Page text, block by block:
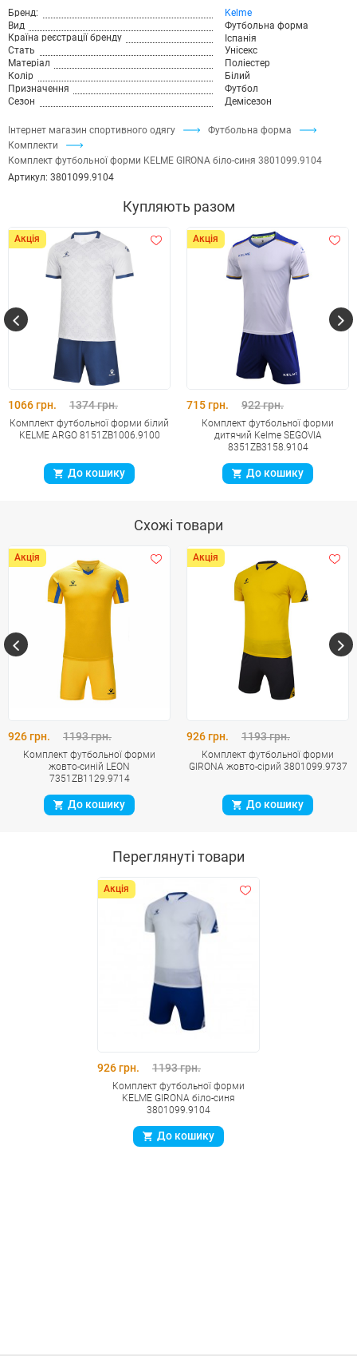
Інтернет магазин спортивного одягу
Футбольна форма
Комплекти
Комплект футбольної форми KELME GIRONA біло-синя 3801099.9104
Бренд:
Kelme
Вид
Футбольна форма
Країна реєстрації бренду
Іспанія
Стать
Унісекс
Матеріал
Поліестер
Колір
Білий
Призначення
Футбол
Сезон
Демісезон
Артикул: 3801099.9104
Купляють разом
Акція
1066 грн. 1374 грн.
Комплект футбольної форми білий
KELME ARGO 8151ZB1006.9100
До кошику
Акція
715 грн. 922 грн.
Комплект футбольної форми
дитячий Kelme SEGOVIA
8351ZB3158.9104
До кошику
Схожі товари
Акція
926 грн. 1193 грн.
Комплект футбольної форми
жовто-синій LEON
7351ZB1129.9714
До кошику
Акція
926 грн. 1193 грн.
Комплект футбольної форми
GIRONA жовто-сірий 3801099.9737
До кошику
Переглянуті товари
Акція
926 грн. 1193 грн.
Комплект футбольної форми
KELME GIRONA біло-синя
3801099.9104
До кошику